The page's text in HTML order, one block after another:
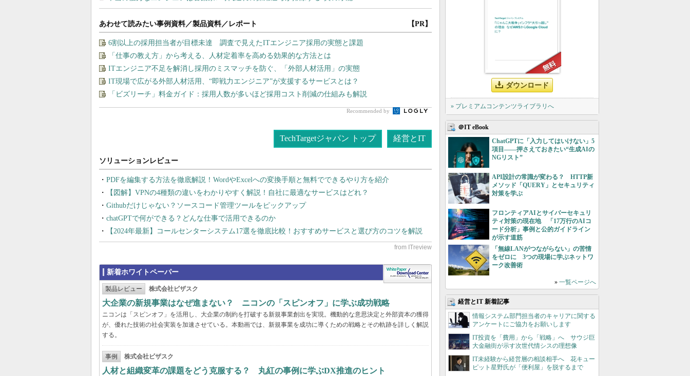
あわせて読みたい事例資料／製品資料／レポート 【PR】
6割以上の採用担当者が目標未達 調査で見えたITエンジニア採用の実態と課題
「仕事の教え方」から考える、人材定着率を高める効果的な方法とは
ITエンジニア不足を解消し採用のミスマッチを防ぐ、「外部人材活用」の実態
IT現場で広がる外部人材活用、“即戦力エンジニア”が支援するサービスとは？
「ビズリーチ」料金ガイド：採用人数が多いほど採用コスト削減の仕組みも解説
Recommended by
TechTargetジャパン トップ 経営とIT
PDFを編集する方法を徹底解説！WordやExcelへの変換手順と無料でできるやり方を紹介
【図解】VPNの4種類の違いをわかりやすく解説！自社に最適なサービスはどれ？
Githubだけじゃない？ソースコード管理ツールをピックアップ
chatGPTで何ができる？どんな仕事で活用できるのか
【2024年最新】コールセンターシステム17選を徹底比較！おすすめサービスと選び方のコツを解説
新着ホワイトペーパー
製品レビュー 株式会社ビザスク
大企業の新規事業はなぜ進まない？ ニコンの「スピンオフ」に学ぶ成功戦略
ニコンは「スピンオフ」を活用し、大企業の制約を打破する新規事業創出を実現。機動的な意思決定と外部資本の獲得
が、優れた技術の社会実装を加速させている。本動画では、新規事業を成功に導くための戦略とその軌跡を詳しく解説
する。
事例 株式会社ビザスク
人材と組織変革の課題をどう克服する？ 丸紅の事例に学ぶDX推進のヒント
ダウンロード
» プレミアムコンテンツライブラリへ
＠IT eBook
ChatGPTに「入力してはいけない」5
項目――押さえておきたい“生成AIの
NGリスト”
API設計の常識が変わる？ HTTP新
メソッド「QUERY」とセキュリティ
対策を学ぶ
フロンティアAIとサイバーセキュリ
ティ対策の現在地 「17万行のAIコ
ード分析」事例と公的ガイドライン
が示す道筋
「無線LANがつながらない」の苦情
をゼロに 3つの現場に学ぶネットワ
ーク改善術
» 一覧ページへ
経営とIT 新着記事
情報システム部門担当者のキャリアに関する
アンケートにご協力をお願いします
IT投資を「費用」から「戦略」へ サウジ巨
大金融街が示す次世代情シスの理想像
IT未経験から経営層の相談相手へ 花キュー
ピット星野氏が「便利屋」を脱するまで